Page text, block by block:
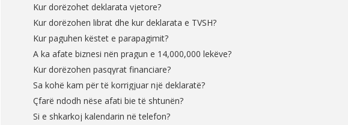
Kur dorëzohet deklarata vjetore?
Kur dorëzohen librat dhe kur deklarata e TVSH?
Kur paguhen këstet e parapagimit?
A ka afate biznesi nën pragun e 14,000,000 lekëve?
Kur dorëzohen pasqyrat financiare?
Sa kohë kam për të korrigjuar një deklaratë?
Çfarë ndodh nëse afati bie të shtunën?
Si e shkarkoj kalendarin në telefon?